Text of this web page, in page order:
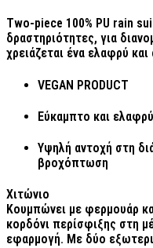
Two-piece 100% PU rain
δραστηριότητες, για
χρειάζεται ένα ελαφρύ
VEGAN PRODUCT
Εύκαμπτο και
Υψηλή αντοχή στη
βροχόπτωση
Χιτώνιο
Κουμπώνει με φερμουάρ
κορδόνι περίσφιξης στη
εφαρμογή. Με δύο